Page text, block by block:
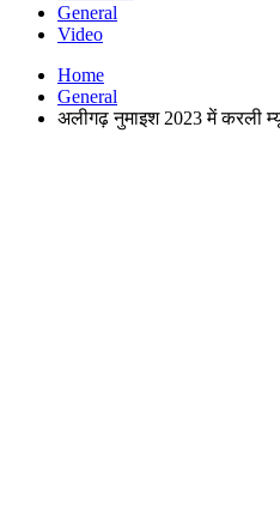
General
Video
Home
General
अलीगढ़ नुमाइश 2023 में करली